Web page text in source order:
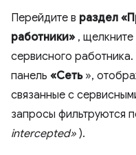
Перейдите в раздел
работники» , щелкните
сервисного
панель «Сеть»,
связанные с
запросы фильтруются
intercepted» ).